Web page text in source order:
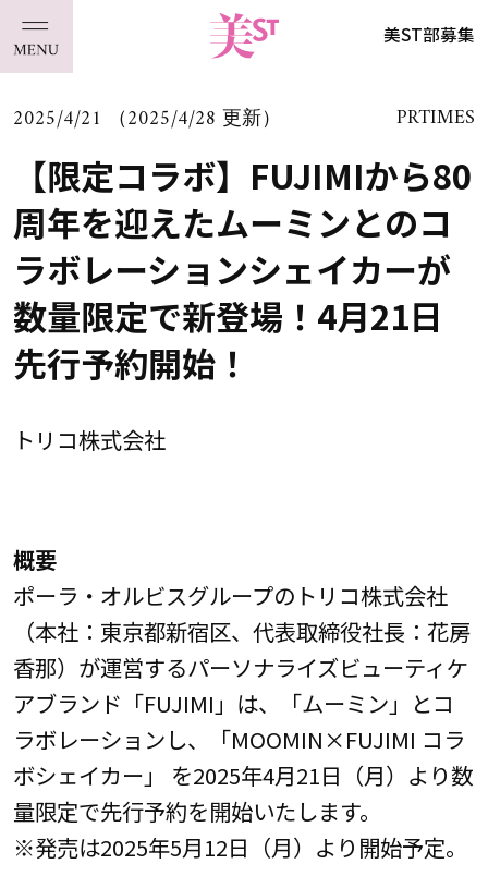
美ST部募集
2025/4/21 （2025/4/28 更新） PRTIMES
【限定コラボ】FUJIMIから80
周年を迎えたムーミンとのコ
ラボレーションシェイカーが
数量限定で新登場！4月21日
先行予約開始！
トリコ株式会社
概要
ポーラ・オルビスグループのトリコ株式会社
（本社：東京都新宿区、代表取締役社長：花房
香那）が運営するパーソナライズビューティケ
アブランド「FUJIMI」は、「ムーミン」とコ
ラボレーションし、「MOOMIN×FUJIMI コラ
ボシェイカー」 を2025年4月21日（月）より数
量限定で先行予約を開始いたします。
※発売は2025年5月12日（月）より開始予定。